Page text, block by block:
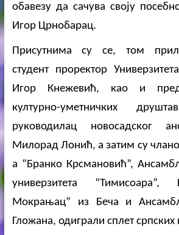
обавезу да сачува своју
Игор Црнобарац.
Присутнима су се, том
студент проректор
Игор Кнежевић, као и
културно-уметничких
руководилац новосадског
Милорад Лонић, а затим су
а “Бранко Крсмановић”,
универзитета “Тимисоара”,
Мокрањац” из Беча и
Гложана, одиграли сплет српских